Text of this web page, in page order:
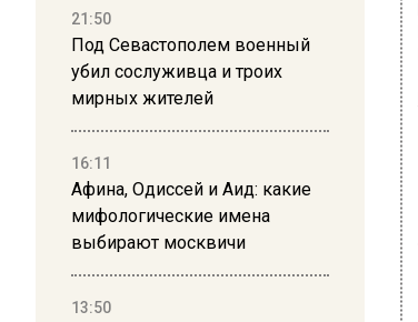
21:50
Под Севастополем военный
убил сослуживца и троих
мирных жителей
16:11
Афина, Одиссей и Аид: какие
мифологические имена
выбирают москвичи
13:50